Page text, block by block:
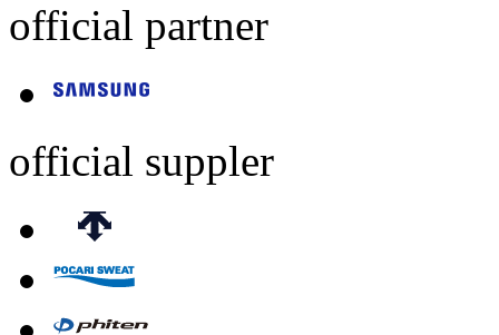
official partner
official suppler